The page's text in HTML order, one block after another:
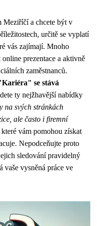
Meziříčí a chcete být v
určitě se vyplatí
vás zajímají. Mnoho
prezentace a aktivně
zaměstnanců.
se stává
ty nejžhavější nabídky
na svých stránkách
ale často i firemní
které vám pomohou získat
Nepodceňujte proto
sledování pravidelný
vaše vysněná práce ve